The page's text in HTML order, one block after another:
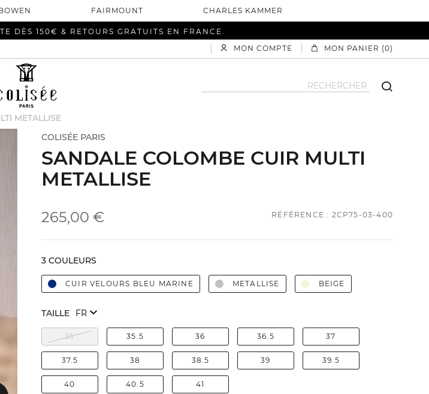
FAIRMOUNT CHARLES KAMMER
DÈS 150€ & RETOURS GRATUITS EN FRANCE.
MON COMPTE MON PANIER (0)
METALLISE
COLISÉE PARIS
SANDALE COLOMBE CUIR MULTI
METALLISE
265,00 € RÉFÉRENCE : 2CP75-03-400
3 COULEURS
CUIR VELOURS BLEU MARINE METALLISE BEIGE
TAILLE
35 35.5 36 36.5 37
37.5 38 38.5 39 39.5
40 40.5 41